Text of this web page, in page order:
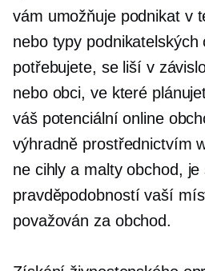
vám umožňuje podnikat v
nebo typy
potřebujete, se liší v
nebo obci, ve které
váš potenciální online
výhradně prostřednictvím
ne cihly a maltyobchod, je
pravděpodobností vaší
považován za obchod.